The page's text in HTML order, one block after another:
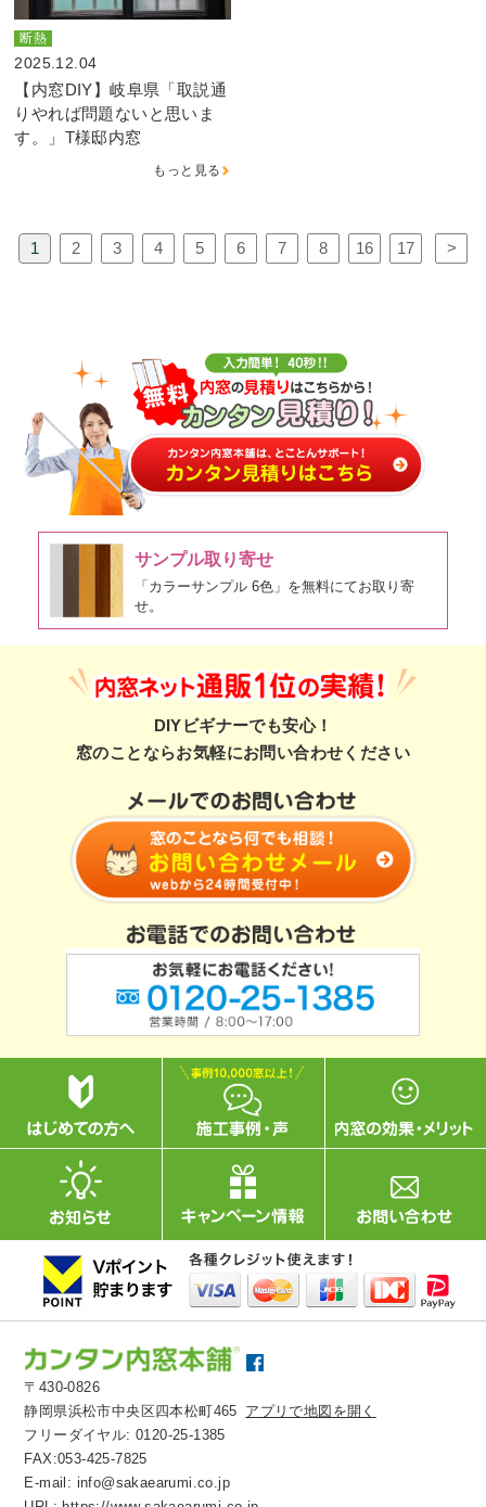
断熱
2025.12.04
【内窓DIY】岐阜県「取説通
りやれば問題ないと思いま
す。」T様邸内窓
もっと見る
1 2 3 4 5 6 7 8 16 17 >
サンプル取り寄せ
「カラーサンプル 6色」を無料にてお取り寄
せ。
DIYビギナーでも安心！
窓のことならお気軽にお問い合わせください
〒430-0826
静岡県浜松市中央区四本松町465 アプリで地図を開く
フリーダイヤル:0120-25-1385
FAX:053-425-7825
E-mail: info@sakaearumi.co.jp